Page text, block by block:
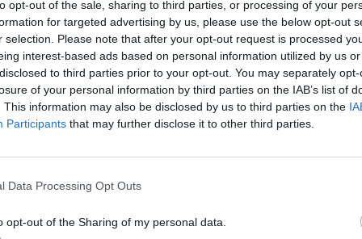
opt-out of the sale, sharing to third parties, or processing of your
for targeted advertising by us, please use the below opt-out
selection. Please note that after your opt-out request is processed
interest-based ads based on personal information utilized by us
to third parties prior to your opt-out. You may separately
of your personal information by third parties on the IAB’s list of
This information may also be disclosed by us to third parties on the
Participants that may further disclose it to other third parties.
Data Processing Opt Outs
opt-out of the Sharing of my personal data.
πρόγραμμα ξεκίνησε αρχές Απριλίου και λήγει 2 Ιουνίου αλλά
Επιχειρηματικά»και αφορά πτυχιούχους μετά το 2016 για την
και λιανικό εμπόδιο. Μπορεί να επιχορηγεί τουριστικές
Η χρηματοδότηση ξεκινά από 13.000 ευρώ και μπορεί να φτάσει
Η πρόσκληση τρέχει από 6/5 και λήγει 30/6 αλλά μπορεί να δοθεί
στην Κρήτη, με έμφαση σε τομείς όπως ο τουρισμός, η